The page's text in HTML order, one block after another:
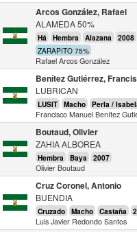
Arcos González, Rafael
ALAMEDA 50%
Há Hembra Alazana 2008
ZARAPITO 75%
Rafael Arcos González
Benítez Gutiérrez,
LUBRICAN
LUSIT Macho Perla /
Francisco Manuel Benítez
Boutaud, Olivier
ZAHIA ALBOREA
Hembra Baya 2007
Olivier Boutaud
Cruz Coronel, Antonio
BUENDIA
Cruzado Macho Castaña
Luis Javier Redondo Santos